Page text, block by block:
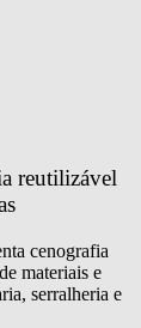
reutilizável
cenografia
materiais e
serralheria e